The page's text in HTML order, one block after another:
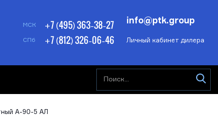
МСК +7 (495) 363-38-27
СПб +7 (812) 326-06-46 Личный кабинет дилера
info@ptk.group
А-90-5 АЛ